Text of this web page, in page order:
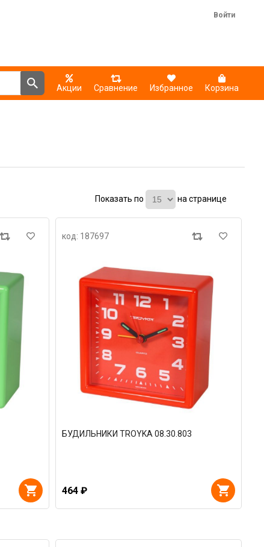
Войти
Акции Сравнение Избранное Корзина
Показать по на странице
код: 187697
БУДИЛЬНИКИ TROYKA 08.30.803
464 ₽